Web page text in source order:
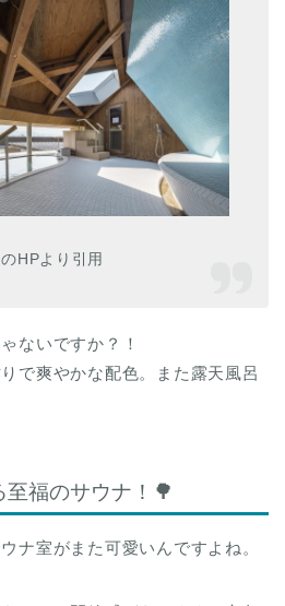
HPより引用
ないですか？！
で爽やかな配色。また露天風呂
福のサウナ！🌳
ナ室がまた可愛いんですよね。